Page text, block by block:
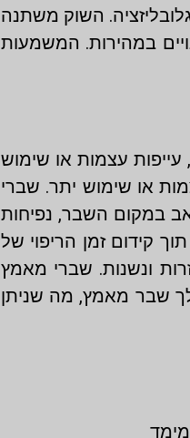
השוק משתנה
במהירות. המשמעות
עצמות או שימוש
או שימוש יתר. שברי
במקום השבר, נפיחות
קידום זמן הריפוי של
ונשנות. שברי מאמץ
שבר מאמץ, מה שניתן